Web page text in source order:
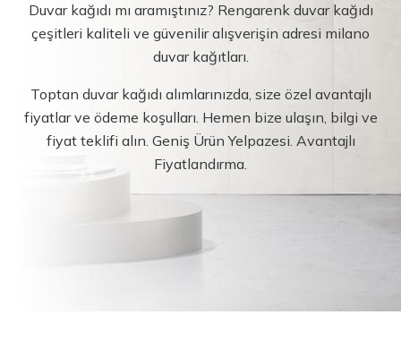
Duvar kağıdı mı aramıştınız? Rengarenk duvar kağıdı
çeşitleri kaliteli ve güvenilir alışverişin adresi milano
duvar kağıtları.
Toptan duvar kağıdı alımlarınızda, size özel avantajlı
fiyatlar ve ödeme koşulları. Hemen bize ulaşın, bilgi ve
fiyat teklifi alın. Geniş Ürün Yelpazesi. Avantajlı
Fiyatlandırma.